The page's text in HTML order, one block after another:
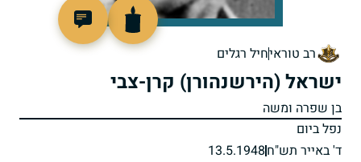
רב טוראיחיל רגלים
ישראל (הירשנהורן) קרן-צבי
בן שפרה ומשה
נפל ביום
ד' באייר תש"ח13.5.1948